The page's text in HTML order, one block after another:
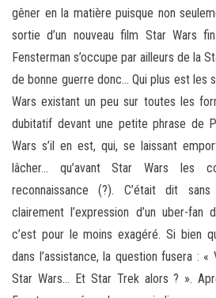
gêner en la matière puisque non
sortie d’un nouveau film Star Wars
Fensterman s’occupe par ailleurs de la
de bonne guerre donc… Qui plus est les
Wars existant un peu sur toutes les
dubitatif devant une petite phrase de
Wars s’il en est, qui, se laissant
lâcher… qu’avant Star Wars les
reconnaissance (?). C’était dit
clairement l’expression d’un uber-
c’est pour le moins exagéré. Si bien
dans l’assistance, la question fusera :
Star Wars… Et Star Trek alors ? ».